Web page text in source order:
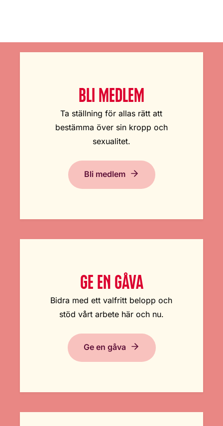
BLI MEDLEM
Ta ställning för allas rätt att
bestämma över sin kropp och
sexualitet.
Bli medlem
GE EN GÅVA
Bidra med ett valfritt belopp och
stöd vårt arbete här och nu.
Ge en gåva